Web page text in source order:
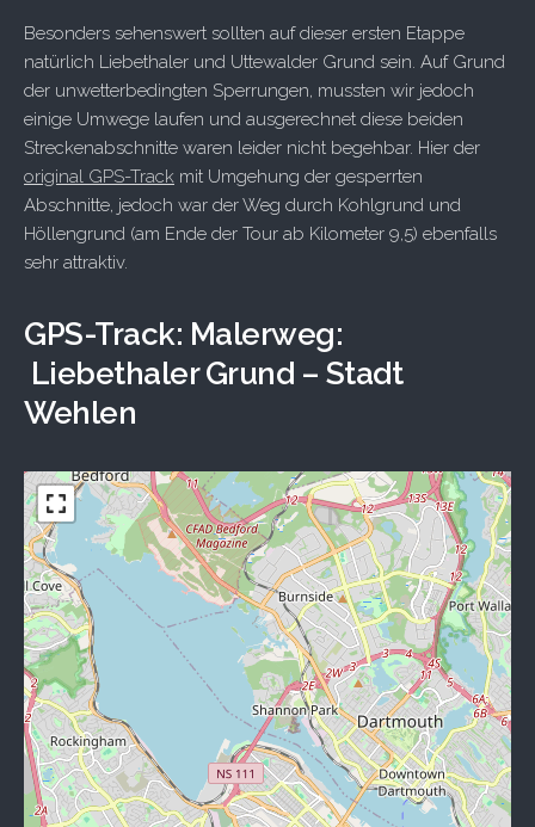
Besonders sehenswert sollten auf dieser ersten Etappe
natürlich Liebethaler und Uttewalder Grund sein. Auf Grund
der unwetterbedingten Sperrungen, mussten wir jedoch
einige Umwege laufen und ausgerechnet diese beiden
Streckenabschnitte waren leider nicht begehbar. Hier der
original GPS-Track mit Umgehung der gesperrten
Abschnitte, jedoch war der Weg durch Kohlgrund und
Höllengrund (am Ende der Tour ab Kilometer 9,5) ebenfalls
sehr attraktiv.
GPS-Track: Malerweg:
Liebethaler Grund – Stadt
Wehlen